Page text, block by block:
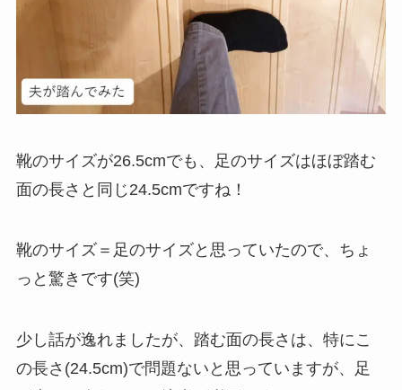
靴のサイズが26.5cmでも、足のサイズはほぼ踏む
面の長さと同じ24.5cmですね！
靴のサイズ＝足のサイズと思っていたので、ちょ
っと驚きです(笑)
少し話が逸れましたが、踏む面の長さは、特にこ
の長さ(24.5cm)で問題ないと思っていますが、足